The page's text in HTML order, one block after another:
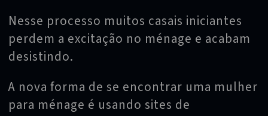
Nesse processo muitos casais iniciantes
perdem a excitação no ménage e acabam
desistindo.
A nova forma de se encontrar uma mulher
para ménage é usando sites de